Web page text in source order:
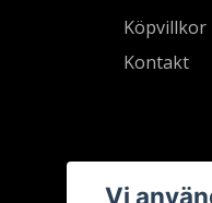
Köpvillkor
Kontakt
Vi